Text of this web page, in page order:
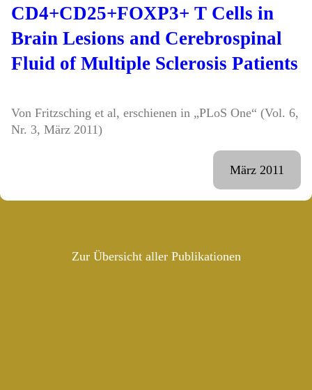
CD4+CD25+FOXP3+ T Cells in
Brain Lesions and Cerebrospinal
Fluid of Multiple Sclerosis Patients
Von Fritzsching et al, erschienen in „PLoS One“ (Vol. 6,
Nr. 3, März 2011)
März 2011
Zur Übersicht aller Publikationen